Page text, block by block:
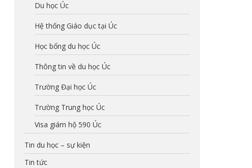
Du học Úc
Hệ thống Giáo dục tại Úc
Học bổng du học Úc
Thông tin về du học Úc
Trường Đại học Úc
Trường Trung học Úc
Visa giám hộ 590 Úc
Tin du học – sự kiện
Tin tức